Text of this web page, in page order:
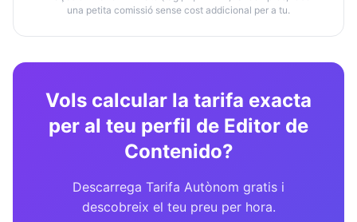
una petita comissió sense cost addicional per a tu.
Vols calcular la tarifa exacta
per al teu perfil de Editor de
Contenido?
Descarrega Tarifa Autònom gratis i
descobreix el teu preu per hora.